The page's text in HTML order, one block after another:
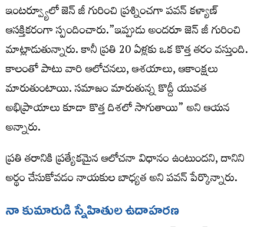
ఇంటర్వ్యూలో జెన్ జీ గురించి ప్రశ్నించగా పవన్ కళ్యాణ్
ఆసక్తికరంగా స్పందించారు.”ఇప్పుడు అందరూ జెన్ జీ గురించి
మాట్లాడుతున్నారు. కానీ ప్రతి 20 ఏళ్లకు ఒక కొత్త తరం వస్తుంది.
కాలంతో పాటు వారి ఆలోచనలు, ఆశయాలు, ఆకాంక్షలు
మారుతుంటాయి. సమాజం మారుతున్న కొద్దీ యువత
అభిప్రాయాలు కూడా కొత్త దిశలో సాగుతాయి” అని ఆయన
అన్నారు.
ప్రతి తరానికి ప్రత్యేకమైన ఆలోచనా విధానం ఉంటుందని, దానిని
అర్థం చేసుకోవడం నాయకుల బాధ్యత అని పవన్ పేర్కొన్నారు.
నా కుమారుడి స్నేహితుల ఉదాహరణ